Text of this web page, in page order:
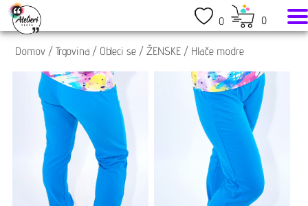
0 0
Domov / Trgovina / Obleci se / ŽENSKE / Hlače modre